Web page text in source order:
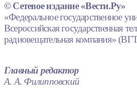
© Сетевое издание «Вести.Ру»
«Федеральное государственное
Всероссийская государственная
радиовещательная компания»
Главный редактор
А. А. Филипповский